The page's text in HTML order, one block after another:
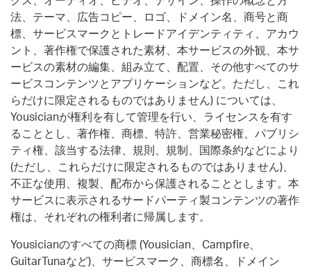
法、テーマ、広告コピー、ロゴ、ドメイン名、商号と商
標、サービスマークとトレードアイデンティティ、アカウ
ント、著作権で保護された素材、本サービスの外観、本サ
ービスの素材の編集、組み立て、配置、その他すべてのサ
ービスコンテンツとアプリケーションなど。ただし、これ
らだけに限定されるものではありません) については、
Yousicianが権利を有して管理を行い、ライセンスを有す
ることとし、著作権、商標、特許、営業秘密権、パブリシ
ティ権、該当する法律、規則、規制、国際条約などにより
(ただし、これらだけに限定されるものではありません)、
不正な使用、複製、配布から保護されることとします。本
サービスに表示されるサードパーティ製コンテンツの著作
権は、それぞれの権利者に帰属します。
Yousicianのすべての商標 (Yousician、Campfire、
GuitarTunaなど)、サービスマーク、商標名、ドメイン